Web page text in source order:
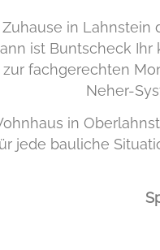
in
ist Buntscheck
fachgerechten
Neher-
in
jede bauliche